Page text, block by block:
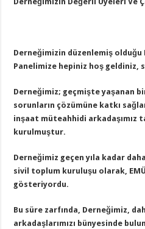
Derneğimizin düzenlemiş olduğu
Panelimize hepiniz hoş geldiniz,
Derneğimiz; geçmişte yaşanan
sorunların çözümüne katkı
inşaat müteahhidi arkadaşımız
kurulmuştur.
Derneğimiz geçen yıla kadar
sivil toplum kuruluşu olarak,
gösteriyordu.
Bu süre zarfında, Derneğimiz,
arkadaşlarımızı bünyesinde